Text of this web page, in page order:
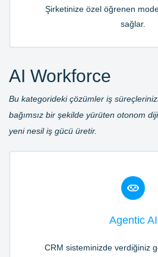
Şirketinize özel öğrenen
sağlar.
AI Workforce
Bu kategorideki çözümler iş
bağımsız bir şekilde yürüten otonom
yeni nesil iş gücü üretir.
Agentic AI
CRM sisteminizde verdiğiniz